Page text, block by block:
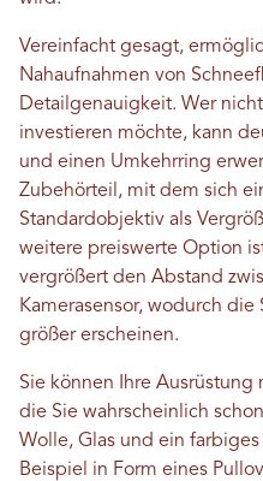
Vereinfacht gesagt,
Nahaufnahmen von
Detailgenauigkeit. Wer
investieren möchte, kann
und einen Umkehrring
Zubehörteil, mit dem sich
Standardobjektiv als
weitere preiswerte Option
vergrößert den Abstand
Kamerasensor, wodurch
größer erscheinen.
Sie können Ihre
die Sie wahrscheinlich
Wolle, Glas und ein
Beispiel in Form eines